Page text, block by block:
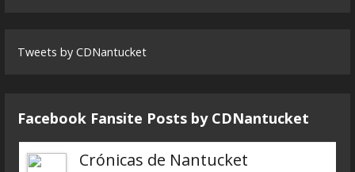
Tweets by CDNantucket
Facebook Fansite Posts by ‎CDNantucket
Crónicas de Nantucket